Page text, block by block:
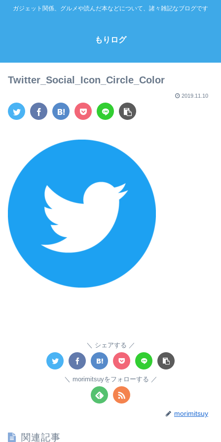
ガジェット関係、グルメや読んだ本などについて、諸々雑記なブログです
もりログ
Twitter_Social_Icon_Circle_Color
2019.11.10
シェアする
morimitsuyをフォローする
morimitsuy
関連記事